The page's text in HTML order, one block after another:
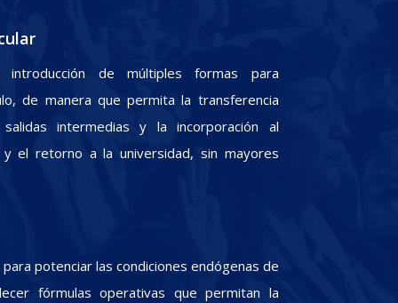
introducción de múltiples formas para
de manera que permita la transferencia
intermedias y la incorporación al
el retorno a la universidad, sin mayores
potenciar las condiciones endógenas de
fórmulas operativas que permitan la